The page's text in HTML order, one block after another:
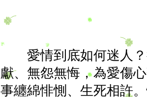
愛情到底如何迷人？
獻、無怨無悔，為愛傷
事纏綿悱惻、生死相許